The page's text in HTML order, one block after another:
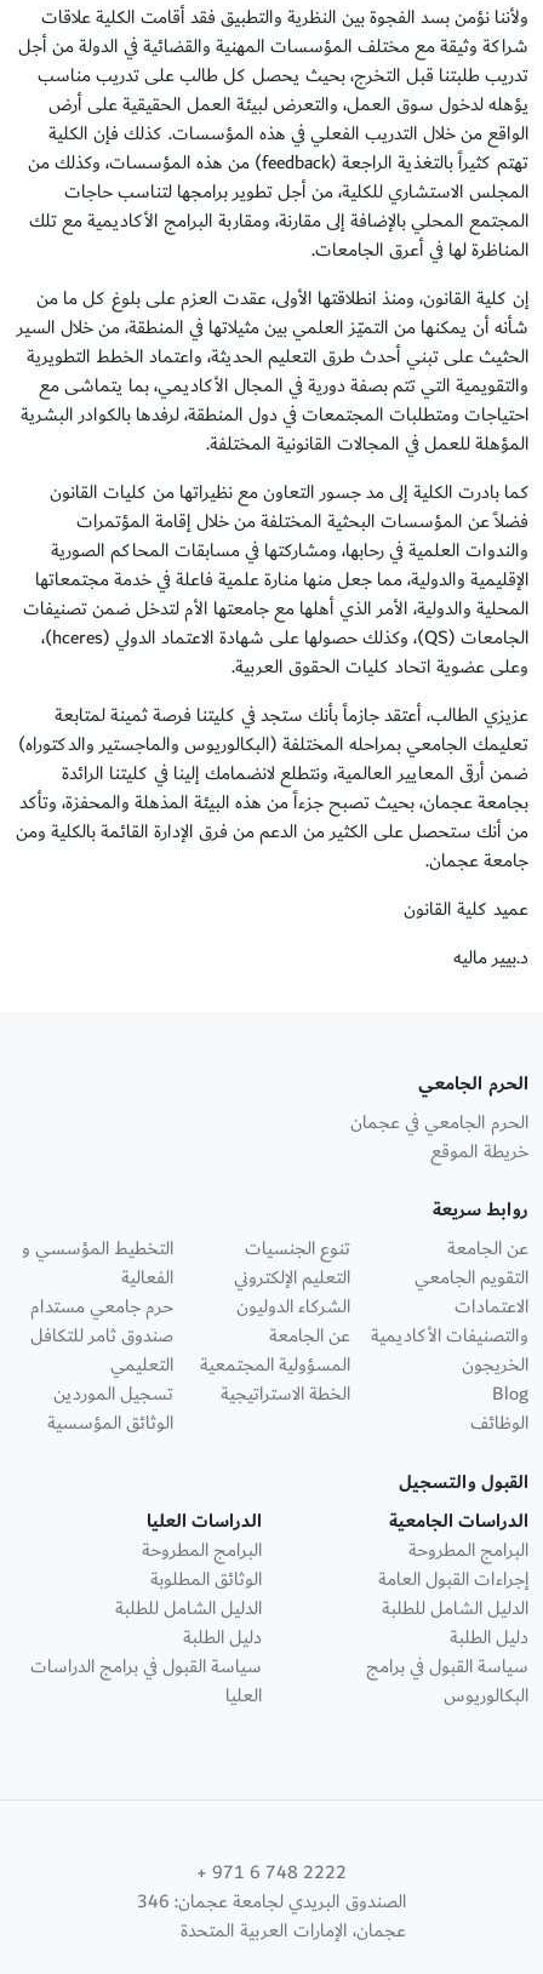
ولأننا نؤمن بسد الفجوة بين النظرية والتطبيق فقد أقامت الكلية علاقات
شراكة وثيقة مع مختلف المؤسسات المهنية والقضائية في الدولة من أجل
تدريب طلبتنا قبل التخرج، بحيث يحصل كل طالب على تدريب مناسب
يؤهله لدخول سوق العمل، والتعرض لبيئة العمل الحقيقية على أرض
الواقع من خلال التدريب الفعلي في هذه المؤسسات. كذلك فإن الكلية
تهتم كثيراً بالتغذية الراجعة (feedback) من هذه المؤسسات، وكذلك من
المجلس الاستشاري للكلية، من أجل تطوير برامجها لتناسب حاجات
المجتمع المحلي بالإضافة إلى مقارنة، ومقاربة البرامج الأكاديمية مع تلك
المناظرة لها في أعرق الجامعات.
إن كلية القانون، ومنذ انطلاقتها الأولى، عقدت العزم على بلوغ كل ما من
شأنه أن يمكنها من التميّز العلمي بين مثيلاتها في المنطقة، من خلال السير
الحثيث على تبني أحدث طرق التعليم الحديثة، واعتماد الخطط التطويرية
والتقويمية التي تتم بصفة دورية في المجال الأكاديمي، بما يتماشى مع
احتياجات ومتطلبات المجتمعات في دول المنطقة، لرفدها بالكوادر البشرية
المؤهلة للعمل في المجالات القانونية المختلفة.
كما بادرت الكلية إلى مد جسور التعاون مع نظيراتها من كليات القانون
فضلاً عن المؤسسات البحثية المختلفة من خلال إقامة المؤتمرات
والندوات العلمية في رحابها، ومشاركتها في مسابقات المحاكم الصورية
الإقليمية والدولية، مما جعل منها منارة علمية فاعلة في خدمة مجتمعاتها
المحلية والدولية، الأمر الذي أهلها مع جامعتها الأم لتدخل ضمن تصنيفات
الجامعات (QS)، وكذلك حصولها على شهادة الاعتماد الدولي (hceres)،
وعلى عضوية اتحاد كليات الحقوق العربية.
عزيزي الطالب، أعتقد جازماً بأنك ستجد في كليتنا فرصة ثمينة لمتابعة
تعليمك الجامعي بمراحله المختلفة (البكالوريوس والماجستير والدكتوراه)
ضمن أرقى المعايير العالمية، ونتطلع لانضمامك إلينا في كليتنا الرائدة
بجامعة عجمان، بحيث تصبح جزءاً من هذه البيئة المذهلة والمحفزة، وتأكد
من أنك ستحصل على الكثير من الدعم من فرق الإدارة القائمة بالكلية ومن
جامعة عجمان.
عميد كلية القانون
د.بيير ماليه
الحرم الجامعي
الحرم الجامعي في عجمان
خريطة الموقع
روابط سريعة
عن الجامعة
التقويم الجامعي
الاعتمادات
والتصنيفات الأكاديمية
الخريجون
Blog
الوظائف
تنوع الجنسيات
التعليم الإلكتروني
الشركاء الدوليون
عن الجامعة
المسؤولية المجتمعية
الخطة الاستراتيجية
التخطيط المؤسسي و
الفعالية
حرم جامعي مستدام
صندوق ثامر للتكافل
التعليمي
تسجيل الموردين
الوثائق المؤسسية
القبول والتسجيل
الدراسات الجامعية
البرامج المطروحة
إجراءات القبول العامة
الدليل الشامل للطلبة
دليل الطلبة
سياسة القبول في برامج
البكالوريوس
الدراسات العليا
البرامج المطروحة
الوثائق المطلوبة
الدليل الشامل للطلبة
دليل الطلبة
سياسة القبول في برامج الدراسات
العليا
+ 971 6 748 2222
الصندوق البريدي لجامعة عجمان: 346
عجمان، الإمارات العربية المتحدة